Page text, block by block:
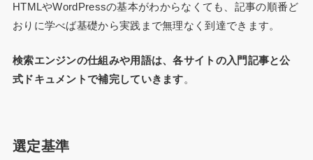
HTMLやWordPressの基本がわからなくても、記事の順番ど
おりに学べば基礎から実践まで無理なく到達できます。
検索エンジンの仕組みや用語は、各サイトの入門記事と公
式ドキュメントで補完していきます。
選定基準